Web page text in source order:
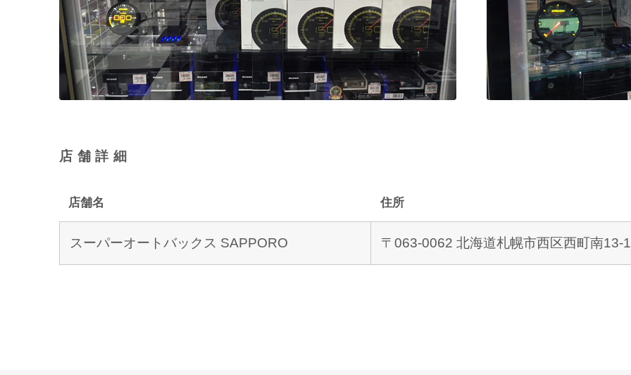
店舗詳細
店舗名 住所
スーパーオートバックス SAPPORO 〒063-0062 北海道札幌市西区西町南13-